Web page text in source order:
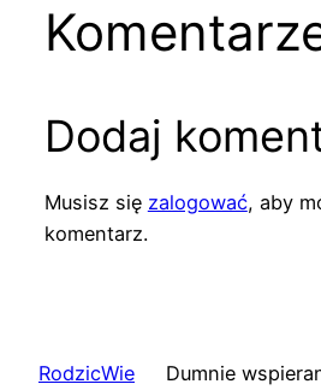
Dodaj
Musisz się zalogować, aby
komentarz.
RodzicWie Dumnie